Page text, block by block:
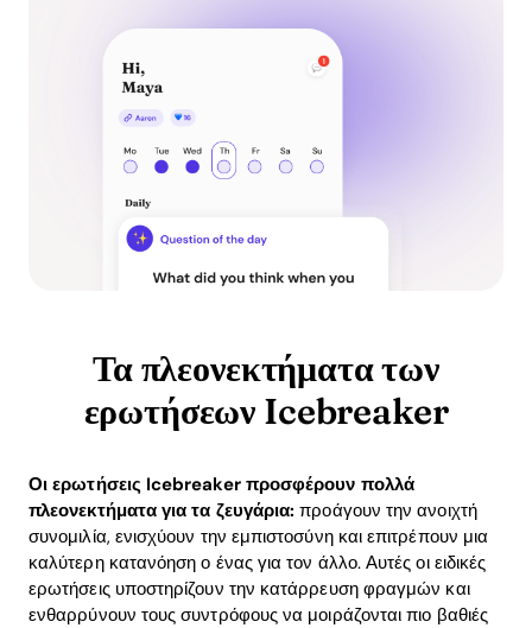
Τα πλεονεκτήματα των
ερωτήσεων Icebreaker
Οι ερωτήσεις Icebreaker προσφέρουν πολλά
πλεονεκτήματα για τα ζευγάρια: προάγουν την ανοιχτή
συνομιλία, ενισχύουν την εμπιστοσύνη και επιτρέπουν μια
καλύτερη κατανόηση ο ένας για τον άλλο. Αυτές οι ειδικές
ερωτήσεις υποστηρίζουν την κατάρρευση φραγμών και
ενθαρρύνουν τους συντρόφους να μοιράζονται πιο βαθιές